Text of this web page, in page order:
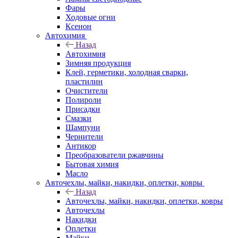
Фары
Ходовые огни
Ксенон
Автохимия
Назад
Автохимия
Зимняя продукция
Клей, герметики, холодная сварки,
пластилин
Очистители
Полироли
Присадки
Смазки
Шампуни
Чернители
Антикор
Преобразователи ржавчины
Бытовая химия
Масло
Авточехлы, майки, накидки, оплетки, ковры
Назад
Авточехлы, майки, накидки, оплетки, ковры
Авточехлы
Накидки
Оплетки